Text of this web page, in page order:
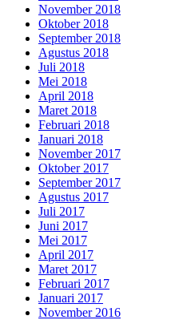
November 2018
Oktober 2018
September 2018
Agustus 2018
Juli 2018
Mei 2018
April 2018
Maret 2018
Februari 2018
Januari 2018
November 2017
Oktober 2017
September 2017
Agustus 2017
Juli 2017
Juni 2017
Mei 2017
April 2017
Maret 2017
Februari 2017
Januari 2017
November 2016